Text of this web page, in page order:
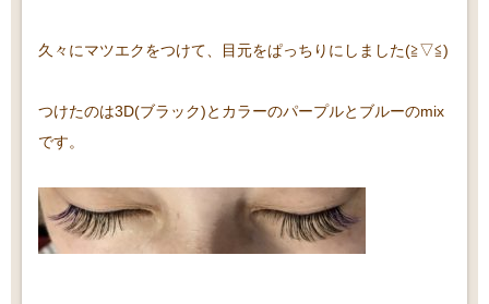
久々にマツエクをつけて、目元をぱっちりにしました(≧▽≦)
つけたのは3D(ブラック)とカラーのパープルとブルーのmix
です。